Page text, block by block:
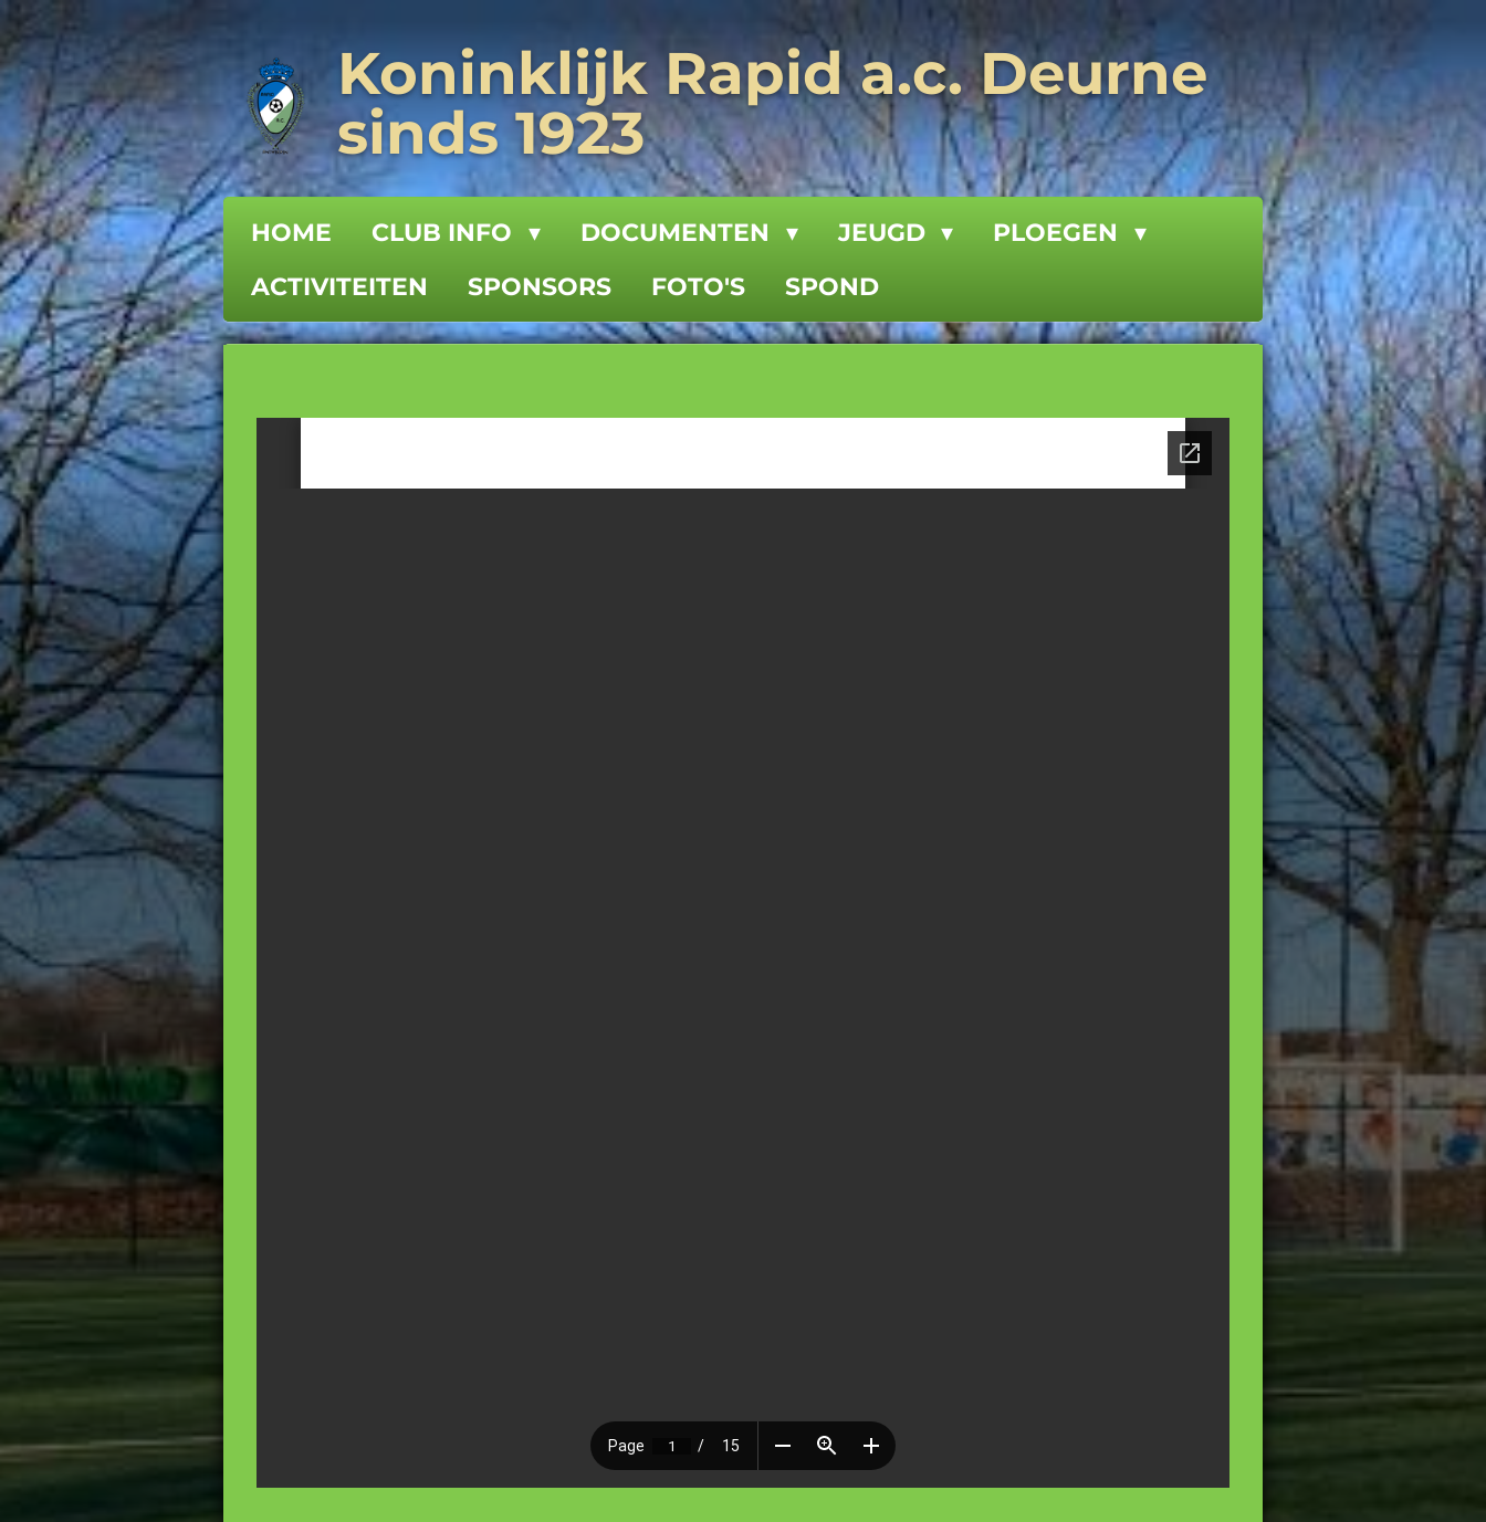
Ga
direct
naar
de
hoofdinhoud
Koninklijk Rapid a.c. Deurne
sinds 1923
HOME CLUB INFO DOCUMENTEN JEUGD
PLOEGEN
ACTIVITEITEN
SPONSORS FOTO'S SPOND